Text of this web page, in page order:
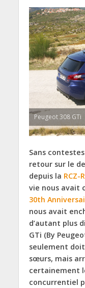
Peugeot 308 GTi
Sans
retour sur le
depuis la RCZ-R
vie nous avait
30th
nous avait
d’autant plus
GTi (By
seulement
sœurs, mais
certainement
concurrentiel